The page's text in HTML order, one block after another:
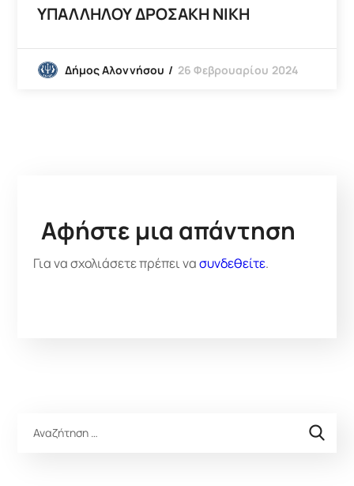
ΥΠΑΛΛΗΛΟΥ ΔΡΟΣΑΚΗ ΝΙΚΗ
Δήμος Αλοννήσου 26 Φεβρουαρίου 2024
Αφήστε μια απάντηση
Για να σχολιάσετε πρέπει νασυνδεθείτε.